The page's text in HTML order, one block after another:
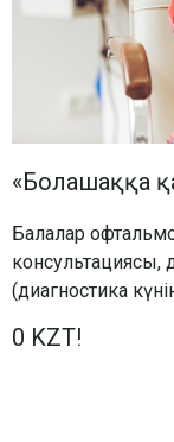
«Болашаққа
Балалар
консультациясы,
(диагностика
0 KZT!